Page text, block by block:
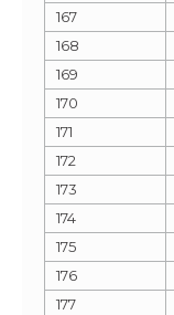
167
168
169
170
171
172
173
174
175
176
177